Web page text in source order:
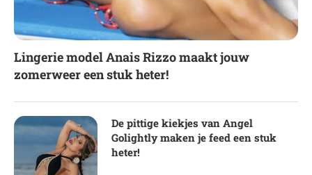
Lingerie model Anais Rizzo maakt jouw
zomerweer een stuk heter!
De pittige kiekjes van Angel
Golightly maken je feed een stuk
heter!